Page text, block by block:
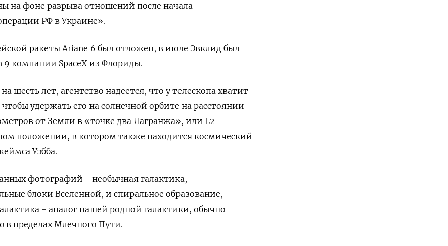
на фоне разрыва отношений после начала
РФ в Украине».
ракеты Ariane 6 был отложен, в июле Эвклид был
9 компании SpaceX из Флориды.
шесть лет, агентство надеется, что у телескопа хватит
удержать его на солнечной орбите на расстоянии
от Земли в «точке два Лагранжа», или L2 -
положении, в котором также находится космический
Уэбба.
фотографий - необычная галактика,
блоки Вселенной, и спиральное образование,
- аналог нашей родной галактики, обычно
пределах Млечного Пути.